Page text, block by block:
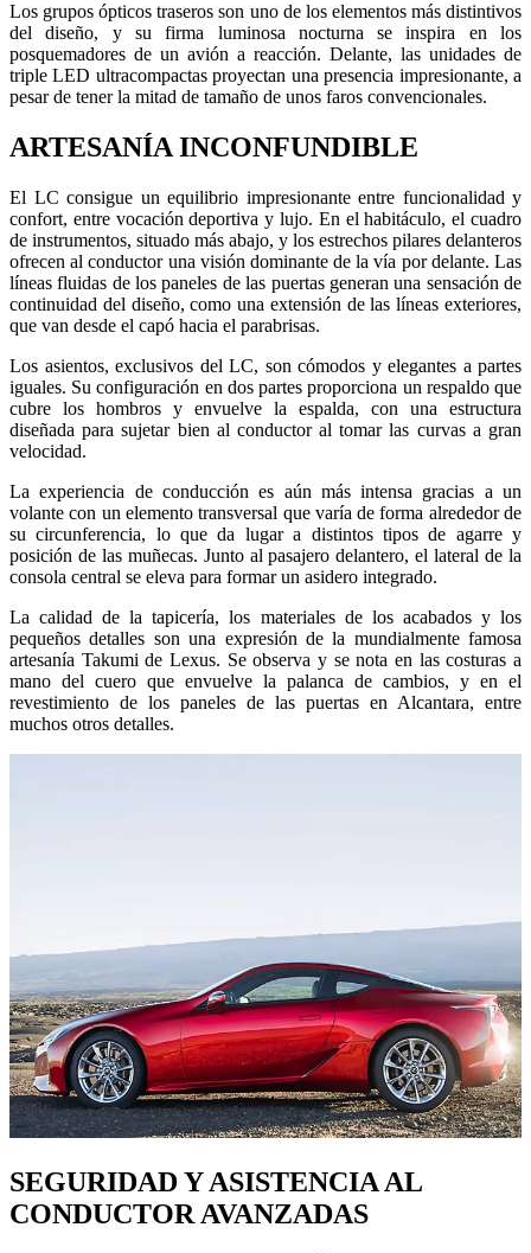
Los grupos ópticos traseros son uno de los elementos más distintivos
del diseño, y su firma luminosa nocturna se inspira en los
posquemadores de un avión a reacción. Delante, las unidades de
triple LED ultracompactas proyectan una presencia impresionante, a
pesar de tener la mitad de tamaño de unos faros convencionales.
ARTESANÍA INCONFUNDIBLE
El LC consigue un equilibrio impresionante entre funcionalidad y
confort, entre vocación deportiva y lujo. En el habitáculo, el cuadro
de instrumentos, situado más abajo, y los estrechos pilares delanteros
ofrecen al conductor una visión dominante de la vía por delante. Las
líneas fluidas de los paneles de las puertas generan una sensación de
continuidad del diseño, como una extensión de las líneas exteriores,
que van desde el capó hacia el parabrisas.
Los asientos, exclusivos del LC, son cómodos y elegantes a partes
iguales. Su configuración en dos partes proporciona un respaldo que
cubre los hombros y envuelve la espalda, con una estructura
diseñada para sujetar bien al conductor al tomar las curvas a gran
velocidad.
La experiencia de conducción es aún más intensa gracias a un
volante con un elemento transversal que varía de forma alrededor de
su circunferencia, lo que da lugar a distintos tipos de agarre y
posición de las muñecas. Junto al pasajero delantero, el lateral de la
consola central se eleva para formar un asidero integrado.
La calidad de la tapicería, los materiales de los acabados y los
pequeños detalles son una expresión de la mundialmente famosa
artesanía Takumi de Lexus. Se observa y se nota en las costuras a
mano del cuero que envuelve la palanca de cambios, y en el
revestimiento de los paneles de las puertas en Alcantara, entre
muchos otros detalles.
SEGURIDAD Y ASISTENCIA AL
CONDUCTOR AVANZADAS